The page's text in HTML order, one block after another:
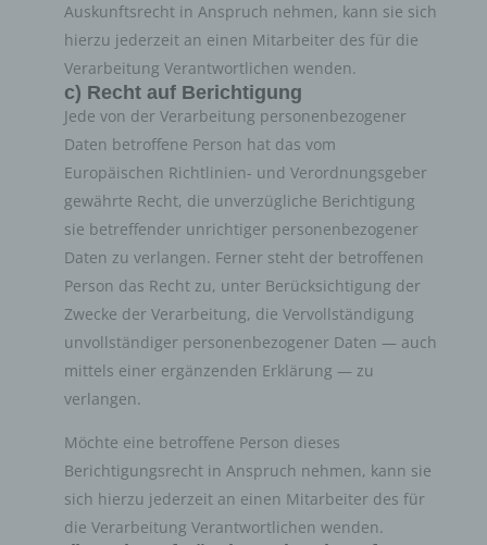
Auskunftsrecht in Anspruch nehmen, kann sie sich
hierzu jederzeit an einen Mitarbeiter des für die
Verarbeitung Verantwortlichen wenden.
c) Recht auf Berichtigung
Jede von der Verarbeitung personenbezogener
Daten betroffene Person hat das vom
Europäischen Richtlinien- und Verordnungsgeber
gewährte Recht, die unverzügliche Berichtigung
sie betreffender unrichtiger personenbezogener
Daten zu verlangen. Ferner steht der betroffenen
Person das Recht zu, unter Berücksichtigung der
Zwecke der Verarbeitung, die Vervollständigung
unvollständiger personenbezogener Daten — auch
mittels einer ergänzenden Erklärung — zu
verlangen.
Möchte eine betroffene Person dieses
Berichtigungsrecht in Anspruch nehmen, kann sie
sich hierzu jederzeit an einen Mitarbeiter des für
die Verarbeitung Verantwortlichen wenden.
speichert personenbezogene Daten der betroffenen
Person nur für den Zeitraum, der zur Erreichung des
Speicherungszwecks erforderlich ist oder sofern dies
durch den Europäischen Richtlinien- und
Verordnungsgeber oder einen anderen Gesetzgeber in
Verarbeitung Verantwortliche unterliegt, vorgesehen
wurde.
Entfällt der Speicherungszweck oder läuft eine vom
Europäischen Richtlinien- und Verordnungsgeber oder
einem anderen zuständigen Gesetzgeber
personenbezogenen Daten routinemäßig und
entsprechend den gesetzlichen Vorschriften gesperrt
oder gelöscht.
Rechte der betroffenen Person
a) Recht auf Bestätigung
Jede betroffene Person hat das vom Europäischen